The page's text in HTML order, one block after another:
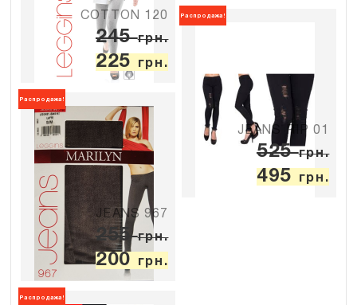
COTTON 120
245грн.
225 грн.
Распродажа!
JEANS 967
255грн.
200 грн.
Распродажа!
JEANS RIP 01
525грн.
495 грн.
Распродажа!